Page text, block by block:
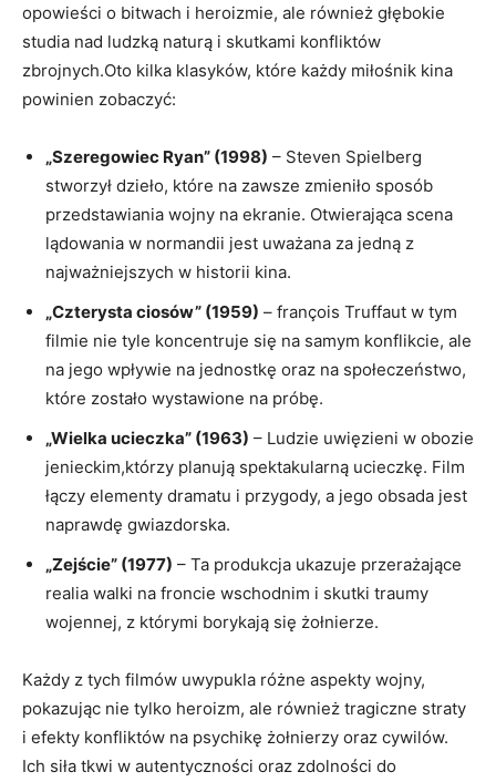
opowieści o bitwach i heroizmie, ale również głębokie
studia nad ludzką naturą i skutkami konfliktów
zbrojnych.Oto kilka klasyków, które każdy miłośnik kina
powinien zobaczyć:
„Szeregowiec Ryan” (1998) – Steven Spielberg
stworzył dzieło, które na zawsze zmieniło sposób
przedstawiania wojny na ekranie. Otwierająca scena
lądowania w normandii jest uważana za jedną z
najważniejszych w historii kina.
„Czterysta ciosów” (1959) – françois Truffaut w tym
filmie nie tyle koncentruje się na samym konflikcie, ale
na jego wpływie na jednostkę oraz na społeczeństwo,
które zostało wystawione na próbę.
„Wielka ucieczka” (1963) – Ludzie uwięzieni w obozie
jenieckim,którzy planują spektakularną ucieczkę. Film
łączy elementy dramatu i przygody, a jego obsada jest
naprawdę gwiazdorska.
„Zejście” (1977) – Ta produkcja ukazuje przerażające
realia walki na froncie wschodnim i skutki traumy
wojennej, z którymi borykają się żołnierze.
Każdy z tych filmów uwypukla różne aspekty wojny,
pokazując nie tylko heroizm, ale również tragiczne straty
i efekty konfliktów na psychikę żołnierzy oraz cywilów.
Ich siła tkwi w autentyczności oraz zdolności do